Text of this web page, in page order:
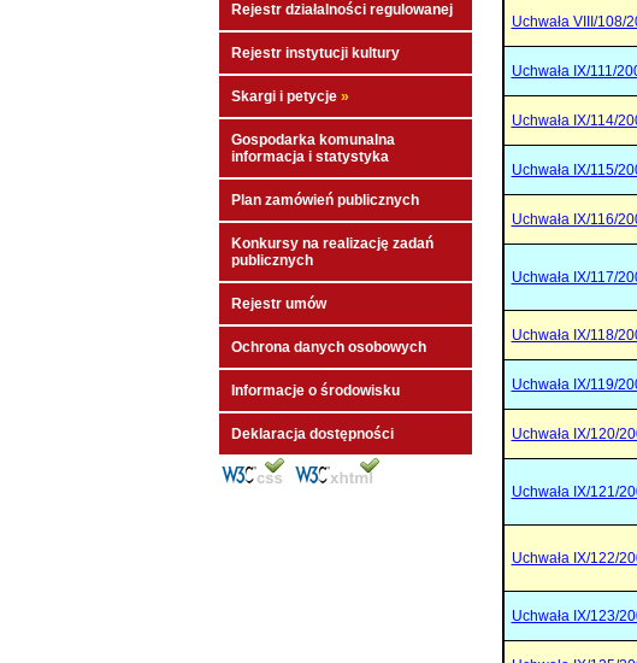
Rejestr działalności regulowanej
Rejestr instytucji kultury
Skargi i petycje »
Gospodarka komunalna
informacja i statystyka
Plan zamówień publicznych
Konkursy na realizację zadań
publicznych
Rejestr umów
Ochrona danych osobowych
Informacje o środowisku
Deklaracja dostępności
Uchwała VIII/108/
Uchwała IX/111/
Uchwała IX/114/
Uchwała IX/115/
Uchwała IX/116/
Uchwała IX/117/
Uchwała IX/118/
Uchwała IX/119/
Uchwała IX/120/
Uchwała IX/121/
Uchwała IX/122/
Uchwała IX/123/